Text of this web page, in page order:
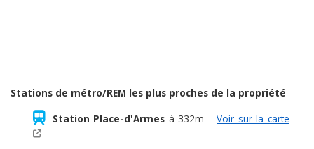
Stations de métro/REM les plus proches de la propriété
Station Place-d'Armes à 332m Voir sur la carte